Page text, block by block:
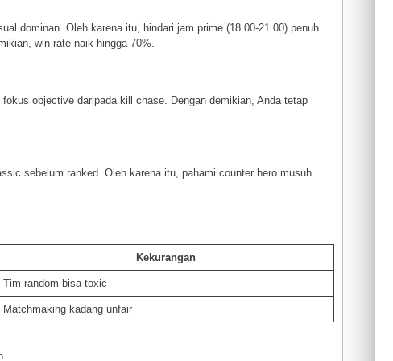
dominan. Oleh karena itu, hindari jam prime (18.00-21.00) penuh
win rate naik hingga 70%.
objective daripada kill chase. Dengan demikian, Anda tetap
sebelum ranked. Oleh karena itu, pahami counter hero musuh
Kekurangan
Tim random bisa toxic
Matchmaking kadang unfair